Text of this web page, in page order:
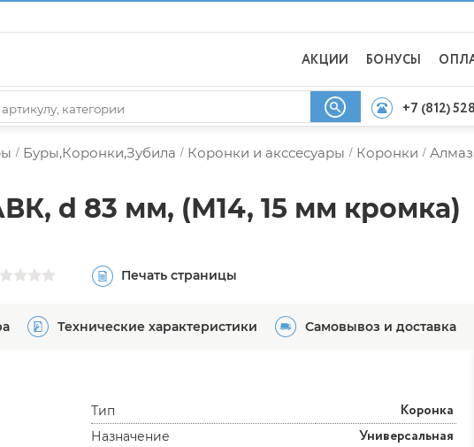
АКЦИИ БОНУСЫ
+7 (812)
/ Буры,Коронки,Зубила / Коронки и акссесуары / Коронки /
d 83 мм, (М14, 15 мм кромка)
Печать страницы
Технические характеристики Самовывоз и доставка
Тип Коронка
Назначение Универсальная